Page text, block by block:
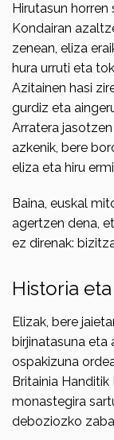
Hirutasun horren
Kondairan
zenean, eliza
hura urruti eta
Azitai­nen hasi
gurdiz eta
Arratera
azkenik, bere
eliza eta hiru
Baina, euskal
agertzen dena,
ez direnak:
Historia
Elizak, bere
birjinatasuna eta
ospakizu­na
Britainia Handitik
monastegira
deboziozko